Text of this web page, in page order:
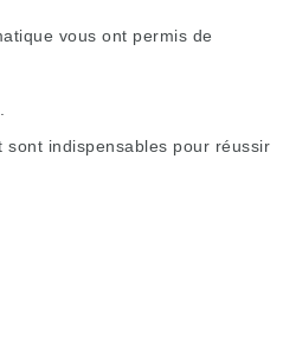
vous ont permis de
sont indispensables pour réussir